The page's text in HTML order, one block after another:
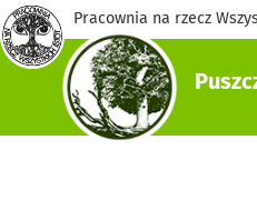
Pracownia na rzecz